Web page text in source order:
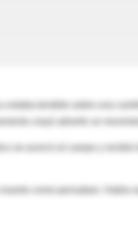
estaba tendido sobre una
creyó advertir un
se acercó al cuerpo y
como pensaban.